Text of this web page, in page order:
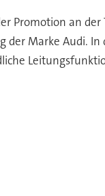
Promotion an
der Marke Audi.